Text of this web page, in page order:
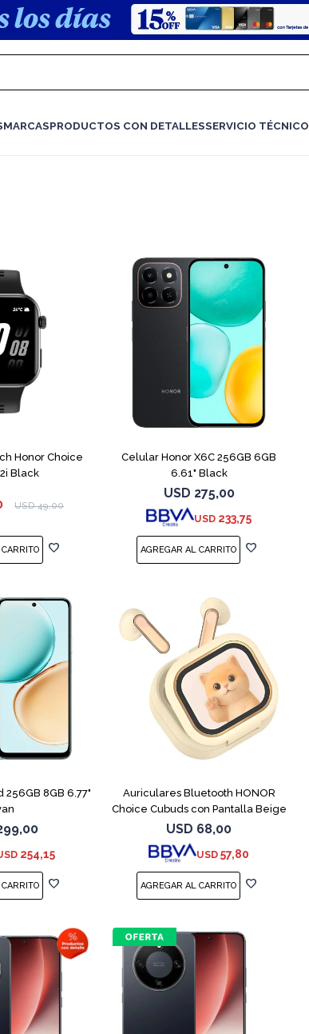
MARCASPRODUCTOS CON DETALLESSERVICIO TÉCNICO
Honor Choice
Black
USD 49,00
Celular Honor X6C 256GB 6GB
6.61" Black
USD 275,00
USD 233,75
COMPARAR
256GB 8GB 6.77"
254,15
COMPARAR
Auriculares Bluetooth HONOR
Choice Cubuds con Pantalla Beige
USD 68,00
USD 57,80